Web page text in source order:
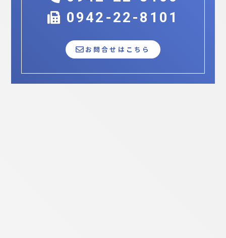
0942-22-8101
お問合せはこちら